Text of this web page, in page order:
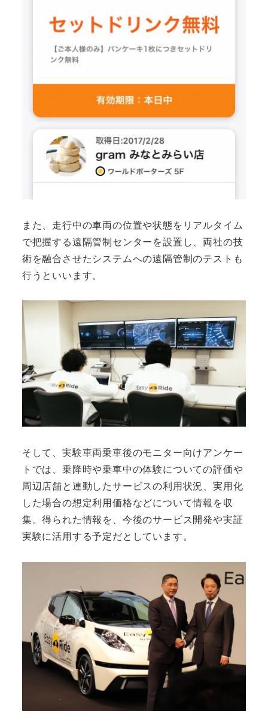
また、走行中の車両の位置や状態をリアルタイム
で把握する遠隔管制センターを設置し、両社の技
術を融合させたシステムへの遠隔管制のテストも
行うといいます。
そして、実験車両乗車後のモニター向けアンケー
トでは、乗降時や乗車中の体験についての評価や
周辺店舗と連動したサービスの利用状況、実用化
した場合の想定利用価格などについて情報を収
集。得られた情報を、今後のサービス開発や実証
実験に活用する予定だとしています。